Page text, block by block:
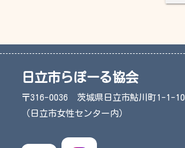
日立市らぽーる協会
〒316-0036 茨城県日立市鮎川町1-1-10
（日立市女性センター内）